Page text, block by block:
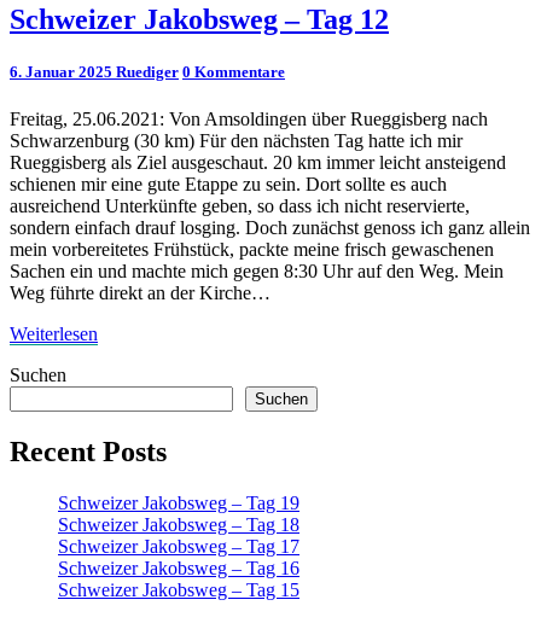
Schweizer
Jakobsweg
Tag
Schweizer Jakobsweg – Tag 12
6. Januar 2025 Ruediger Kommentare
0 Kommentare
Freitag, 25.06.2021: Von Amsoldingen über Rueggisberg nach
Schwarzenburg (30 km) Für den nächsten Tag hatte ich mir
Rueggisberg als Ziel ausgeschaut. 20 km immer leicht ansteigend
schienen mir eine gute Etappe zu sein. Dort sollte es auch
ausreichend Unterkünfte geben, so dass ich nicht reservierte,
sondern einfach drauf losging. Doch zunächst genoss ich ganz allein
mein vorbereitetes Frühstück, packte meine frisch gewaschenen
Sachen ein und machte mich gegen 8:30 Uhr auf den Weg. Mein
Weg führte direkt an der Kirche…
Weiterlesen
Suchen
Suchen
Recent Posts
Schweizer Jakobsweg – Tag 19
Schweizer Jakobsweg – Tag 18
Schweizer Jakobsweg – Tag 17
Schweizer Jakobsweg – Tag 16
Schweizer Jakobsweg – Tag 15